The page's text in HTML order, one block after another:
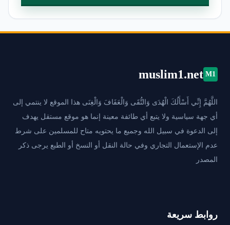
M1
muslim1.net
اللَّهُمَّ إِنِّي أَسْأَلُكَ الْهُدَى وَالتُّقَى وَالْعَفَافَ وَالْغِنَى هذا الموقع لا ينتمي إلى
أي جهة سياسية ولا يتبع أي طائفة معينة إنما هو موقع مستقل يهدف
إلى الدعوة في سبيل الله وجميع ما يحتويه متاح للمسلمين على شرط
عدم الإستعمال التجاري وفي حالة النقل أو النسخ أو الطبع يرجى ذكر
المصدر
روابط سريعة